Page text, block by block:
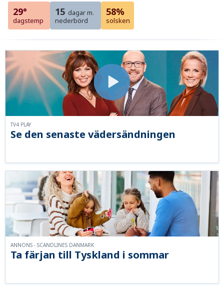
29°
dagstemp
15 dagar m.
nederbörd
58%
solsken
Se den senaste vädersändningen
TV4 PLAY
Ta färjan till Tyskland i sommar
ANNONS - SCANDLINES DANMARK